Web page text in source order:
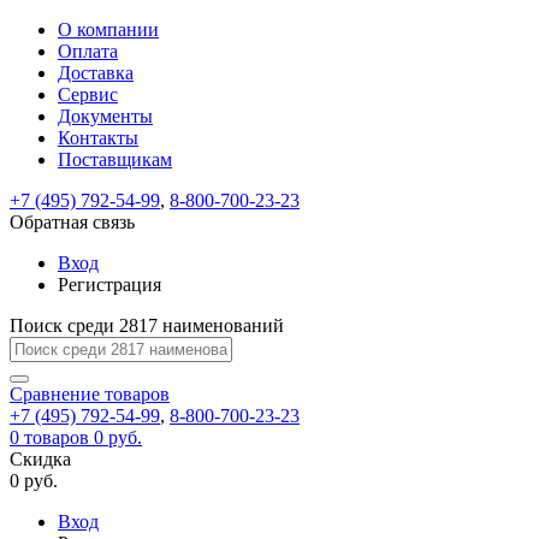
ВходРегистрация
Только
test@example.com
отправлена
по
ней
для
регистрации.
Ок
Только
Запомнить
меня
Забыли
Восстановление
пароля
Заполните
форму.
Мы
отправим
ссылку
на
указанный
электронный
адрес,
перейдя
по
которой
вы
новый
На
вашу
test@test.ru
отправлена
ссылка.
Перейдите
по
для
смены
пароля.
Введите
новый
пароль
Сменить
Пароль
успешно
Войти
Обратная
связь
Сообщение
пользовательского
соглашения
Ваше
сообщение
успешно
О компании
Оплата
Доставка
Сервис
Документы
Контакты
Поставщикам
+7 (495) 792-54-99, 8-800-700-23-23
Обратная связь
Вход
Регистрация
Поиск среди 2817 наименований
Сравнение товаров
+7 (495) 792-54-99, 8-800-700-23-23
0 товаров 0 руб.
Скидка
0 руб.
Вход